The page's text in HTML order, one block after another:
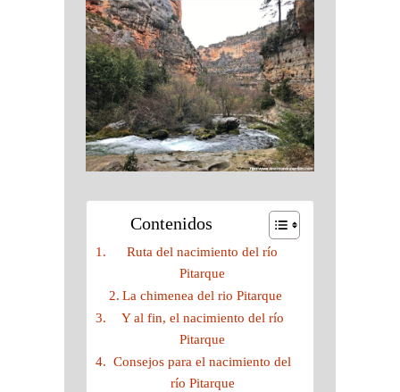
Contenidos
Ruta del nacimiento del río
Pitarque
La chimenea del rio Pitarque
Y al fin, el nacimiento del río
Pitarque
Consejos para el nacimiento del
río Pitarque